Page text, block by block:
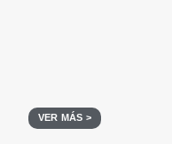
VER MÁS >